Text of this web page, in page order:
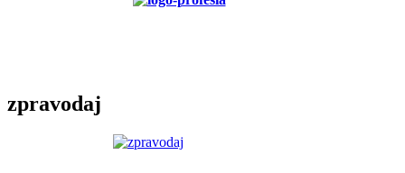
zpravodaj